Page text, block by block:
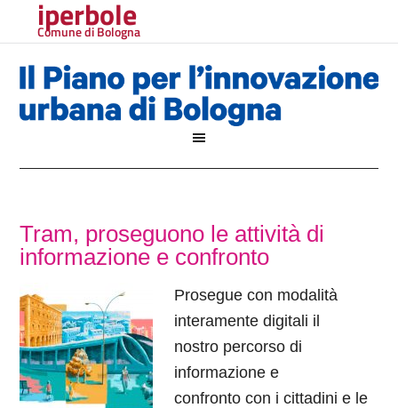
iperbole
Comune di Bologna
Tram, proseguono le attività di
informazione e confronto
Prosegue con modalità
interamente digitali il
nostro percorso di
informazione e
confronto con i cittadini e le